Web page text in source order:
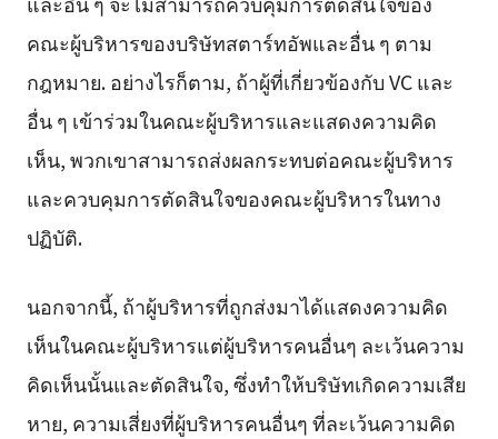
คณะผู้บริหารของบริษัทสตาร์ทอัพและอื่น ๆ ตาม
กฎหมาย. อย่างไรก็ตาม, ถ้าผู้ที่เกี่ยวข้องกับ VC และ
อื่น ๆ เข้าร่วมในคณะผู้บริหารและแสดงความคิด
เห็น, พวกเขาสามารถส่งผลกระทบต่อคณะผู้บริหาร
และควบคุมการตัดสินใจของคณะผู้บริหารในทาง
ปฏิบัติ.
นอกจากนี้, ถ้าผู้บริหารที่ถูกส่งมาได้แสดงความคิด
เห็นในคณะผู้บริหารแต่ผู้บริหารคนอื่นๆ ละเว้นความ
คิดเห็นนั้นและตัดสินใจ, ซึ่งทำให้บริษัทเกิดความเสีย
หาย, ความเสี่ยงที่ผู้บริหารคนอื่นๆ ที่ละเว้นความคิด